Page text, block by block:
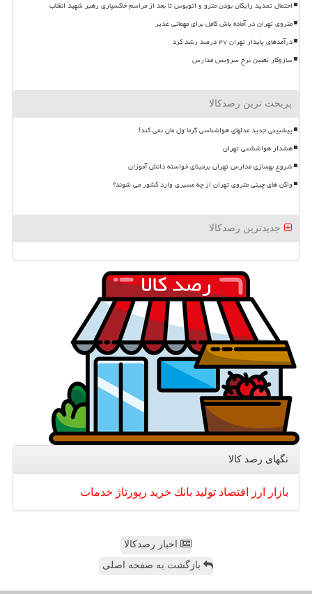
احتمال تمدید رایگان بودن مترو و اتوبوس تا بعد از مراسم خاکسپاری رهبر شهید انقلاب
متروی تهران در آماده باش کامل برای مهمانی غدیر
درآمدهای پایدار تهران ۴۷ درصد رشد کرد
سازوکار تعیین نرخ سرویس مدارس
پربحث ترین رصدکالا
پیشبینی جدید مدلهای هواشناسی گرما ول مان نمی کند!
هشدار هواشناسی تهران
شروع بهسازی مدارس تهران برمبنای خواسته دانش آموزان
واگن های چینی متروی تهران از چه مسیری وارد کشور می شوند؟
جدیدترین رصدکالا
تگهای رصد كالا
بازار ارز اقتصاد تولید بانك خرید رپورتاژ خدمات
اخبار رصدکالا
بازگشت به صفحه اصلی